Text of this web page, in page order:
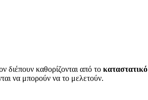
διέπουν καθορίζονται από το καταστατικό
να μπορούν να το μελετούν.